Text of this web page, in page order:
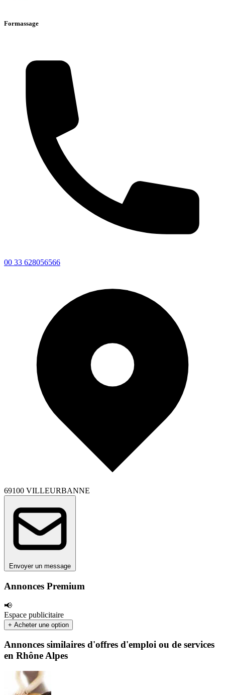
Annonces Premium
📢
Espace publicitaire
+ Acheter une option
Formassage
00 33 628056566
69100 VILLEURBANNE
Envoyer un message
Annonces similaires d'offres d'emploi ou de services
en Rhône Alpes